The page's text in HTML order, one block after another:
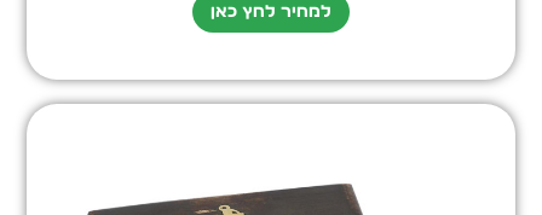
למחיר לחץ כאן